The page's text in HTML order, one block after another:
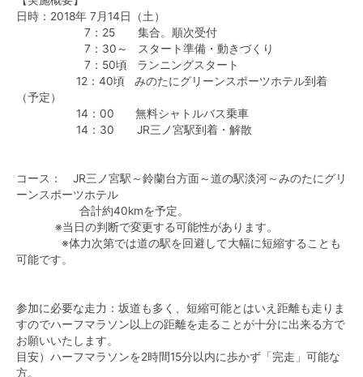
日時：2018年 7月14日（土）
7：25 集合。順次受付
7：30～ スタート準備・動きづくり
7：50頃 ランニングスタート
12：40頃 みのたにグリーンスポーツホテル到着
（予定）
14：00 無料シャトルバス乗車
14：30 JR三ノ宮駅到着・解散
コース： JR三ノ宮駅～鈴蘭台方面～道の駅淡河～みのたにグリ
ーンスポーツホテル
合計約40kmを予定。
※当日の判断で変更する可能性があります。
※体力次第では道の駅を回避して大幅に短縮することも
可能です。
参加に必要な走力：坂道も多く、短縮可能とはいえ距離も走りま
すのでハーフマラソン以上の距離を走ることが十分に出来る方で
お願いいたします。
目安）ハーフマラソンを2時間15分以内に歩かず「完走」可能な
方。